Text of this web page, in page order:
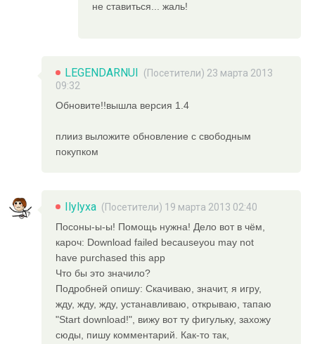
не ставиться... жаль!
LEGENDARNUI
(Посетители) 23 марта 2013
09:32
Обновите!!вышла версия 1.4
плииз выложите обновление с свободным
покупком
Ilylyxa (Посетители) 19 марта 2013 02:40
Посоны-ы-ы! Помощь нужна! Дело вот в чём,
кароч: Download failed becauseyou may not
have purchased this app
Что бы это значило?
Подробней опишу: Скачиваю, значит, я игру,
жду, жду, жду, устанавливаю, открываю, тапаю
"Start download!", вижу вот ту фигульку, захожу
сюды, пишу комментарий. Как-то так,